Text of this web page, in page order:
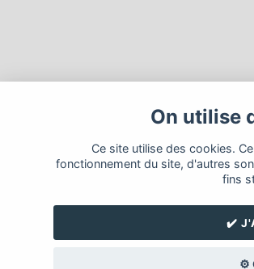
On utilise
Ce site utilise des cookies.
fonctionnement du site, d'autres
fins
✔️
⚙️